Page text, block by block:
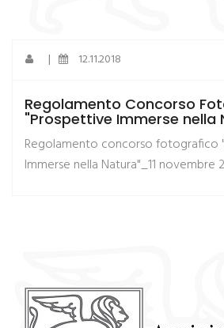
| 12.11.2018
Regolamento Concorso
"Prospettive Immerse nella
Regolamento concorso fotografico
Immerse nella Natura"_11 novembre